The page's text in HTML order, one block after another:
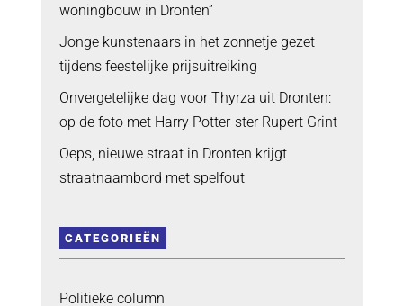
woningbouw in Dronten”
Jonge kunstenaars in het zonnetje gezet
tijdens feestelijke prijsuitreiking
Onvergetelijke dag voor Thyrza uit Dronten:
op de foto met Harry Potter-ster Rupert Grint
Oeps, nieuwe straat in Dronten krijgt
straatnaambord met spelfout
CATEGORIEËN
Politieke column